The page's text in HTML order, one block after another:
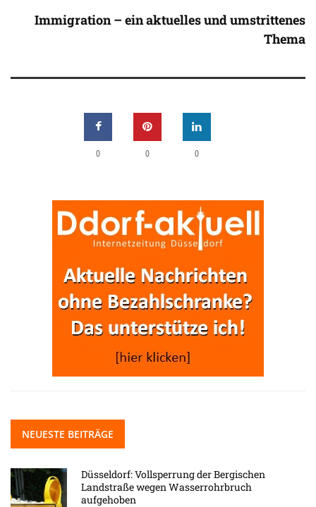
Immigration – ein aktuelles und umstrittenes
Thema
0 0 0
NEUESTE BEITRÄGE
Düsseldorf: Vollsperrung der Bergischen
Landstraße wegen Wasserrohrbruch
aufgehoben